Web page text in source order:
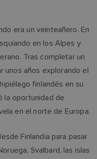
era un veinteañero. En
en los Alpes y
Tras completar un
unos años explorando el
finlandés en su
la oportunidad de
en el norte de Europa.
Finlandia para pasar
Svalbard, las islas